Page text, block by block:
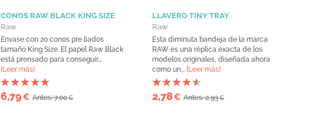
CONOS RAW BLACK KING SIZE
Raw
Envase con 20 conos pre liados
tamaño King Size. El papel Raw Black
está prensado para conseguir...
[Leer más]
6,79€ Antes: 7,00€
LLAVERO TINY TRAY
Raw
Esta diminuta bandeja de la marca
RAW es una réplica exacta de los
modelos originales, diseñada ahora
como un... [Leer más]
2,78€ Antes: 2,93€